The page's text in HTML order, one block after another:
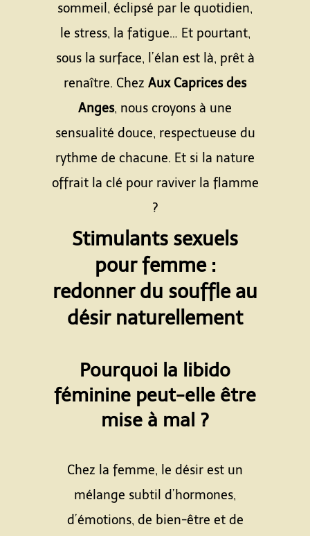
sommeil, éclipsé par le quotidien,
le stress, la fatigue… Et pourtant,
sous la surface, l’élan est là, prêt à
renaître. Chez Aux Caprices des
Anges, nous croyons à une
sensualité douce, respectueuse du
rythme de chacune. Et si la nature
offrait la clé pour raviver la flamme
?
Stimulants sexuels
pour femme :
redonner du souffle au
désir naturellement
Pourquoi la libido
féminine peut-elle être
mise à mal ?
Chez la femme, le désir est un
mélange subtil d’hormones,
d’émotions, de bien-être et de